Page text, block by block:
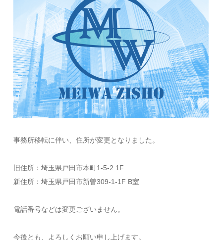
事務所移転に伴い、住所が変更となりました。
旧住所：埼玉県戸田市本町1-5-2 1F
新住所：埼玉県戸田市新曽309-1-1F B室
電話番号などは変更ございません。
今後とも、よろしくお願い申し上げます。